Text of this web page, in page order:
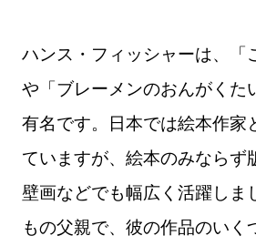
ハンス・フィッシャーは、「
や「ブレーメンのおんがくた
有名です。日本では絵本作家
ていますが、絵本のみならず
壁画などでも幅広く活躍しま
もの父親で、彼の作品のいく